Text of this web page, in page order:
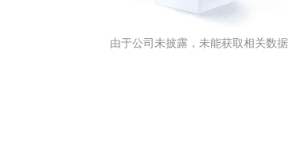
由于公司未披露，未能获取相关数据